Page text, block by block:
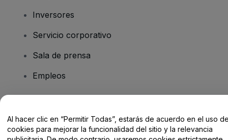
Inversores
Servicio corporativo
Sala de prensa
Empleos
Centro de Ayuda / Contacto
Al hacer clic en “Permitir Todas”, estarás de acuerdo en el uso
cookies para mejorar la funcionalidad del sitio y la relevancia